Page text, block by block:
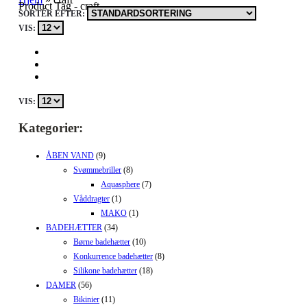
Product Tag - craft
SORTÉR EFTER:
VIS:
VIS:
Kategorier:
ÅBEN VAND (9)
Svømmebriller (8)
Aquasphere (7)
Våddragter (1)
MAKO (1)
BADEHÆTTER (34)
Børne badehætter (10)
Konkurrence badehætter (8)
Silikone badehætter (18)
DAMER (56)
Bikinier (11)